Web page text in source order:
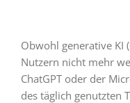
Obwohl generative KI
Nutzern nicht mehr
ChatGPT oder der
des täglich genutzten